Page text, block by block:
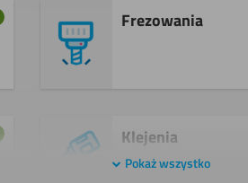
Frezowania
Klejenia
Pokaż
Pokaż wszystko